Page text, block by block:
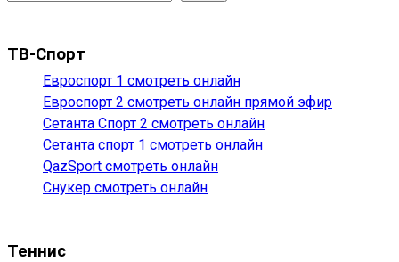
ТВ-Спорт
Евроспорт 1 смотреть онлайн
Евроспорт 2 смотреть онлайн прямой эфир
Сетанта Спорт 2 смотреть онлайн
Сетанта спорт 1 смотреть онлайн
QazSport смотреть онлайн
Снукер смотреть онлайн
Теннис